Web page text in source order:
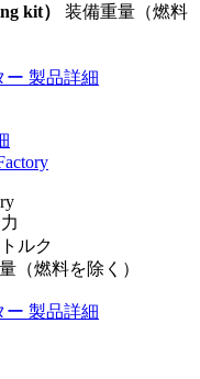
kit） 装備重量（燃料
ー 製品詳細
ルク
（燃料を除く）
ー 製品詳細